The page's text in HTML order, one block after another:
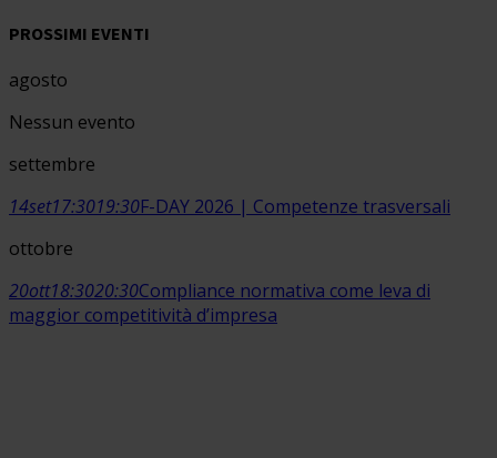
PROSSIMI EVENTI
agosto
Nessun evento
settembre
14set17:3019:30F-DAY 2026 | Competenze trasversali
ottobre
20ott18:3020:30Compliance normativa come leva di
maggior competitività d’impresa